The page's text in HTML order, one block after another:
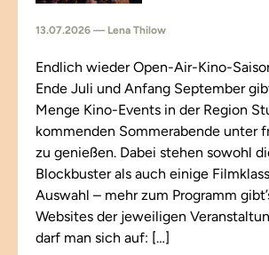
13.07.2026 — Lena Thilow
Endlich wieder Open-Air-Kino-
Ende Juli und Anfang September
Menge Kino-Events in der Region
kommenden Sommerabende unter
zu genießen. Dabei stehen sowohl
Blockbuster als auch einige
Auswahl – mehr zum Programm
Websites der jeweiligen
darf man sich auf: […]